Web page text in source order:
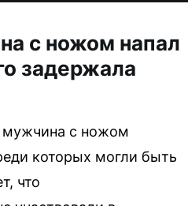
с ножом напал
задержала
мужчина с ножом
которых могли быть
что